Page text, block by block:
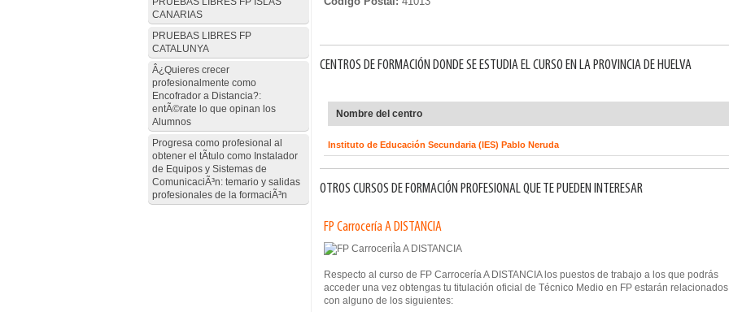
CANARIAS
PRUEBAS LIBRES FP
CATALUNYA
Â¿Quieres crecer
profesionalmente como
Encofrador a Distancia?:
entÃ©rate lo que opinan los
Alumnos
Progresa como profesional al
obtener el tÃ­tulo como Instalador
de Equipos y Sistemas de
ComunicaciÃ³n: temario y salidas
profesionales de la formaciÃ³n
CENTROS DE FORMACIÓN DONDE SE ESTUDIA EL CURSO EN LA PROVINCIA DE HUELVA
Nombre del centro
Instituto de Educación Secundaria (IES) Pablo Neruda
OTROS CURSOS DE FORMACIÓN PROFESIONAL QUE TE PUEDEN INTERESAR
FP Carrocería A DISTANCIA
Respecto al curso de FP Carrocería A DISTANCIA los puestos de trabajo a los que podrás
acceder una vez obtengas tu titulación oficial de Técnico Medio en FP estarán relacionados
con alguno de los siguientes: